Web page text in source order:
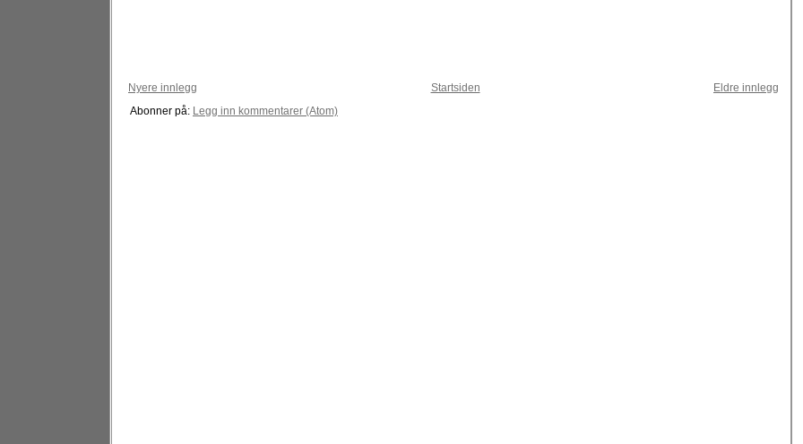
Nyere innlegg Eldre innlegg
Startsiden
Abonner på: Legg inn kommentarer (Atom)